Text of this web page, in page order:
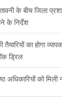
के बीच जिला
के निर्देश
का होगा
ड्रिल
अधिकारियों को मिली